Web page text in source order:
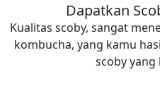
Dapatkan
Kualitas scoby, sangat
kombucha, yang kamu
scoby